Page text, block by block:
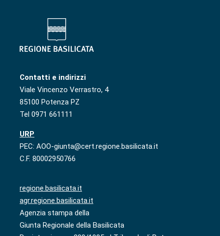
Contatti e indirizzi
Viale Vincenzo Verrastro, 4
85100 Potenza PZ
Tel 0971 661111
URP
PEC: AOO-giunta@cert.regione.basilicata.it
C.F. 80002950766
regione.basilicata.it
agr.regione.basilicata.it
Agenzia stampa della
Giunta Regionale della Basilicata